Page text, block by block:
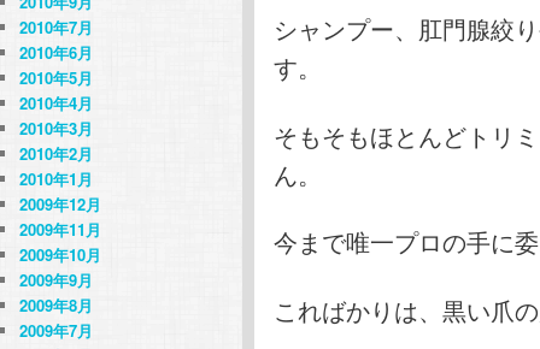
シャンプー、肛門腺絞
す。
そもそもほとんどトリ
ん。
今まで唯一プロの手に
こればかりは、黒い爪
2010年7月
2010年6月
2010年5月
2010年4月
2010年3月
2010年2月
2010年1月
2009年12月
2009年11月
2009年10月
2009年9月
2009年8月
2009年7月